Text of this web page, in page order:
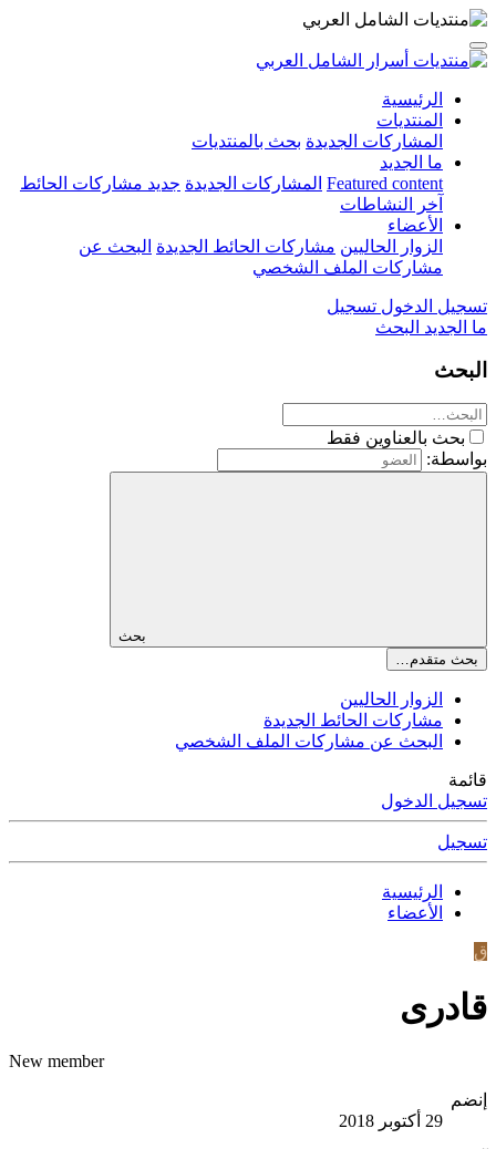
الرئيسية
المنتديات
المشاركات الجديدة بحث بالمنتديات
ما الجديد
Featured content المشاركات الجديدة جديد مشاركات الحائط
آخر النشاطات
الأعضاء
الزوار الحاليين مشاركات الحائط الجديدة البحث عن
مشاركات الملف الشخصي
تسجيل الدخول تسجيل
ما الجديد البحث
البحث
بحث بالعناوين فقط
بواسطة:
بحث
بحث متقدم…
الزوار الحاليين
مشاركات الحائط الجديدة
البحث عن مشاركات الملف الشخصي
قائمة
تسجيل الدخول
تسجيل
الرئيسية
الأعضاء
ق
قادرى
New member
إنضم
29 أكتوبر 2018